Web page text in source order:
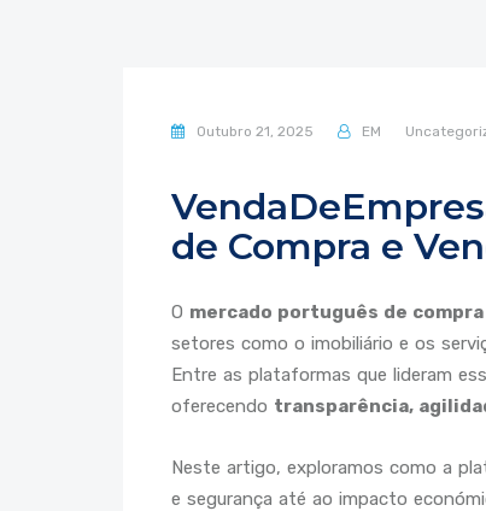
Outubro 21, 2025 EM
de Compra e
O mercado português de
setores como o imobiliário e os
Entre as plataformas que lideram
oferecendo transparência,
Neste artigo, exploramos como a
e segurança até ao impacto